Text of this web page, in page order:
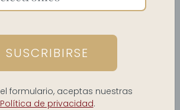
SUSCRIBIRSE
formulario, aceptas nuestras
Política de privacidad.